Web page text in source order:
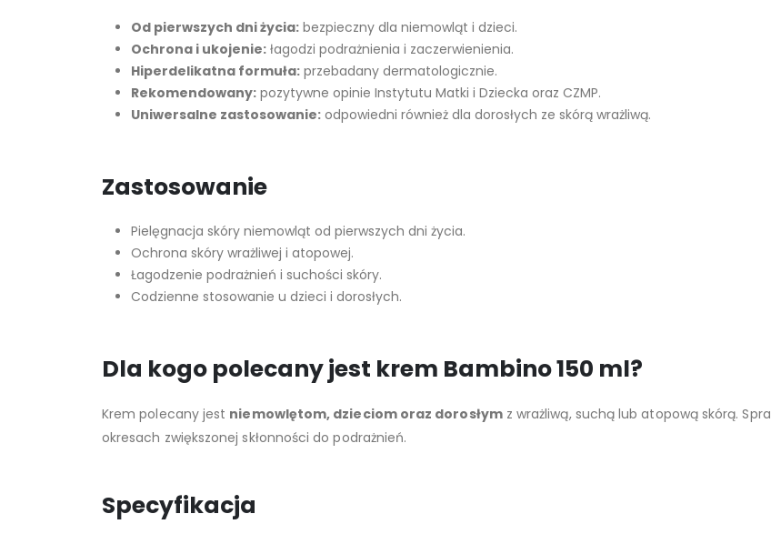
Od pierwszych dni życia: bezpieczny dla niemowląt i dzieci.
Ochrona i ukojenie: łagodzi podrażnienia i zaczerwienienia.
Hiperdelikatna formuła: przebadany dermatologicznie.
Rekomendowany: pozytywne opinie Instytutu Matki i Dziecka oraz CZMP.
Uniwersalne zastosowanie: odpowiedni również dla dorosłych ze skórą wrażliwą.
Zastosowanie
Pielęgnacja skóry niemowląt od pierwszych dni życia.
Ochrona skóry wrażliwej i atopowej.
Łagodzenie podrażnień i suchości skóry.
Codzienne stosowanie u dzieci i dorosłych.
Dla kogo polecany jest krem Bambino 150 ml?
Krem polecany jest niemowlętom, dzieciom oraz dorosłymz wrażliwą, suchą lub atopową skórą.
okresach zwiększonej skłonności do podrażnień.
Specyfikacja